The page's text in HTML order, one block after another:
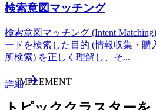
検索意図マッチング
検索意図マッチング (Intent
ードを検索した目的 (情報収集・購
所検索) を正しく理解し、そ...
詳細
—IMPLEMENT